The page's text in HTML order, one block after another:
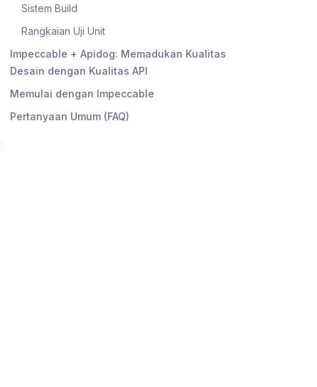
Sistem Build
Rangkaian Uji Unit
Impeccable + Apidog: Memadukan Kualitas
Desain dengan Kualitas API
Memulai dengan Impeccable
Pertanyaan Umum (FAQ)